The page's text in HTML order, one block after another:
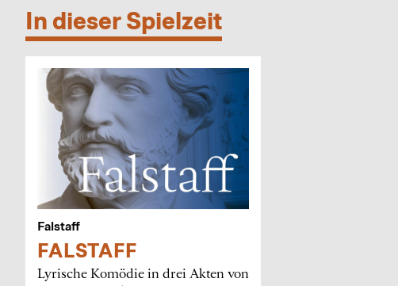
In dieser Spielzeit
Falstaff
FALSTAFF
Lyrische Komödie in drei Akten von